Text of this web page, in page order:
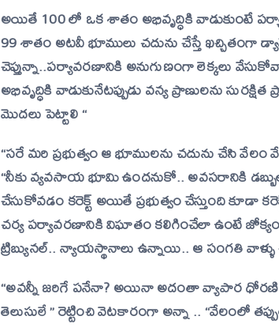
అయితే 100 లో ఒక శాతం అభివృద్ధికి వాడుకుంటే
99 శాతం అటవీ భూములు చదును చేస్తే ఖచ్చితంగా
చెప్తున్నా..పర్యావరణానికి అనుగుణంగా లెక్కలు
అభివృద్ధికి వాడుకునేటప్పుడు వన్య ప్రాణులను
మొదలు పెట్టాలి “
“సరే మరి ప్రభుత్వం ఆ భూములను చదును చేసి వేలం
“నీకు వ్యవసాయ భూమి ఉందనుకో.. అవసరానికి
చేసుకోవడం కరెక్ట్ అయితే ప్రభుత్వం చేస్తుంది కూడా
చర్య పర్యావరణానికి విఘాతం కలిగించేలా ఉంటే జోక్యం
ట్రిబ్యునల్.. న్యాయస్థానాలు ఉన్నాయి.. ఆ సంగతి వాళ్ళు
“అవన్నీ జరిగే పనేనా? అయినా అదంతా వ్యాపార
తెలుసులే ” రెట్టించి వెటకారంగా అన్నా ..“వేలంలో